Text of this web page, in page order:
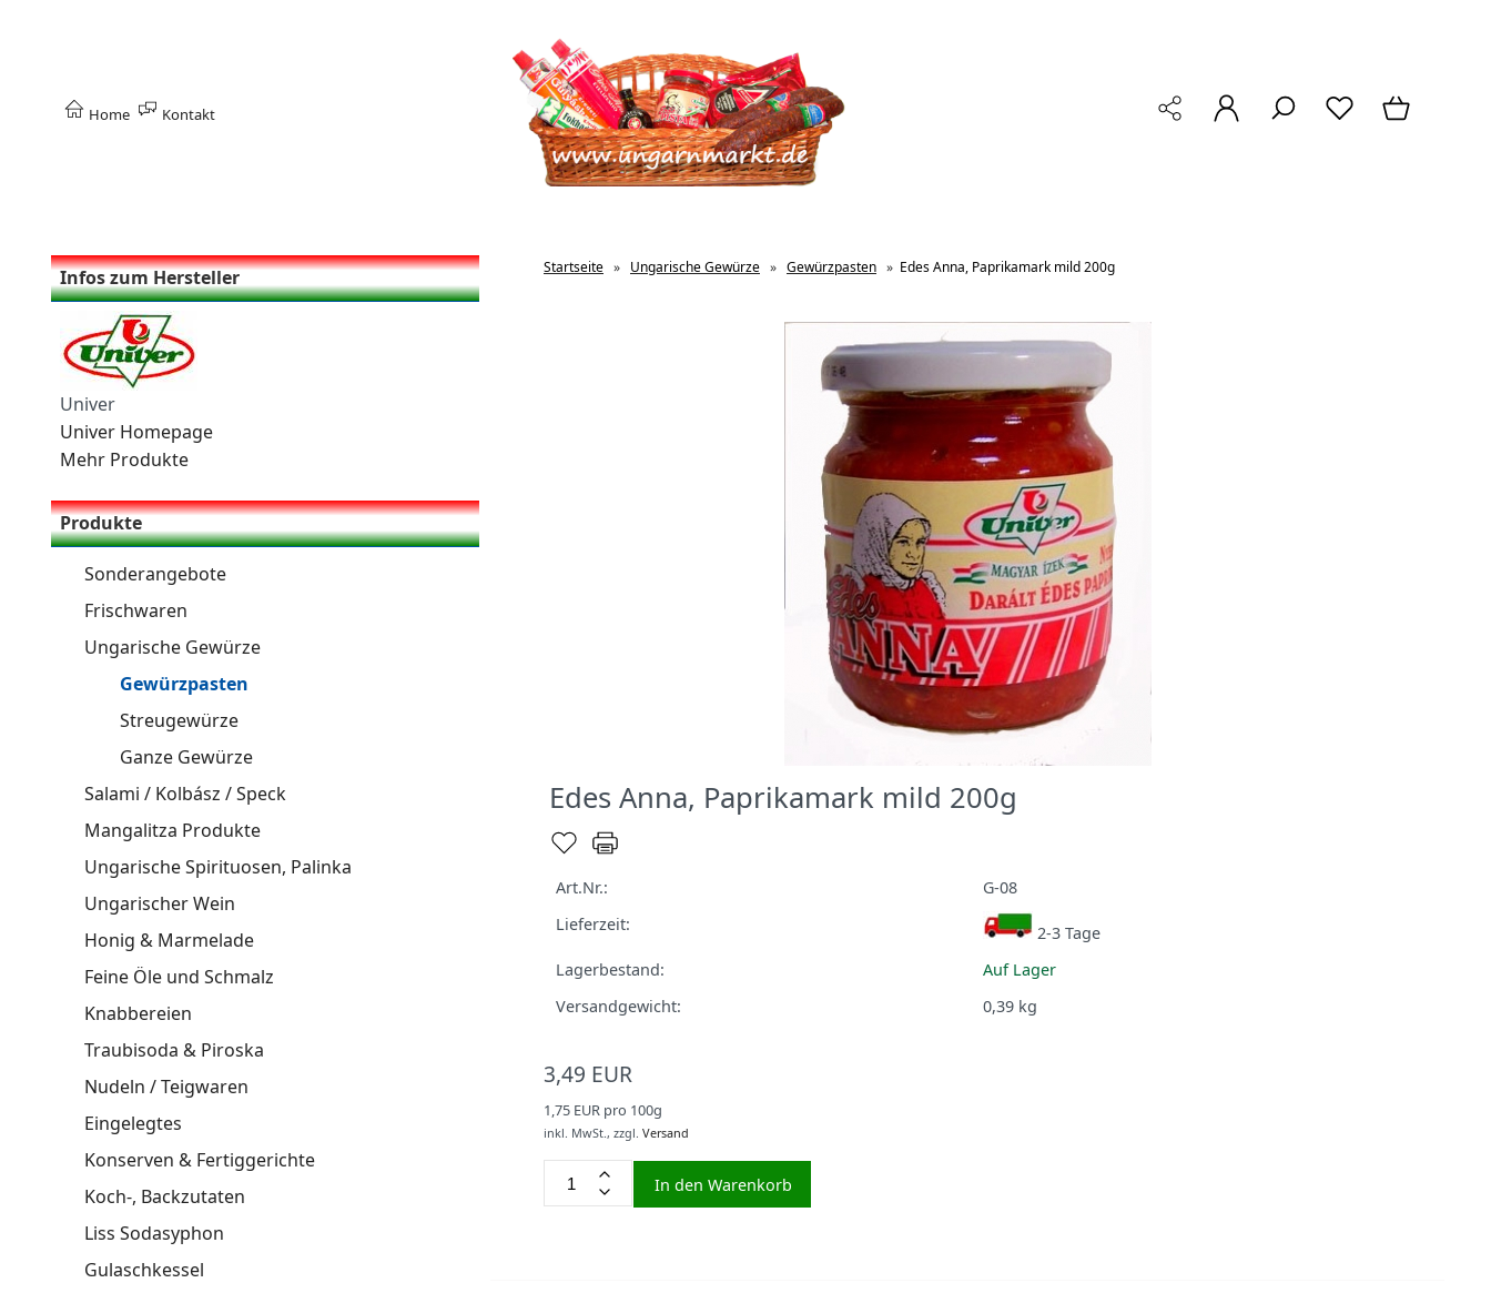
Home Kontakt
Infos zum Hersteller
Univer
Univer Homepage
Mehr Produkte
Produkte
Sonderangebote
Frischwaren
Ungarische Gewürze
Gewürzpasten
Streugewürze
Ganze Gewürze
Salami / Kolbász / Speck
Mangalitza Produkte
Ungarische Spirituosen, Palinka
Ungarischer Wein
Honig & Marmelade
Feine Öle und Schmalz
Knabbereien
Traubisoda & Piroska
Nudeln / Teigwaren
Eingelegtes
Konserven & Fertiggerichte
Koch-, Backzutaten
Liss Sodasyphon
Gulaschkessel
Startseite » Ungarische Gewürze » Gewürzpasten » Edes Anna, Paprikamark mild 200g
Edes Anna, Paprikamark mild 200g
Art.Nr.:
G-08
Lieferzeit:
2-3 Tage
Lagerbestand:
Auf Lager
Versandgewicht:
0,39 kg
3,49 EUR
1,75 EUR pro 100g
inkl. MwSt., zzgl. Versand
In den Warenkorb